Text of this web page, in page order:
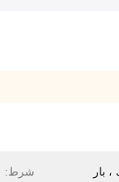
بار شرط: